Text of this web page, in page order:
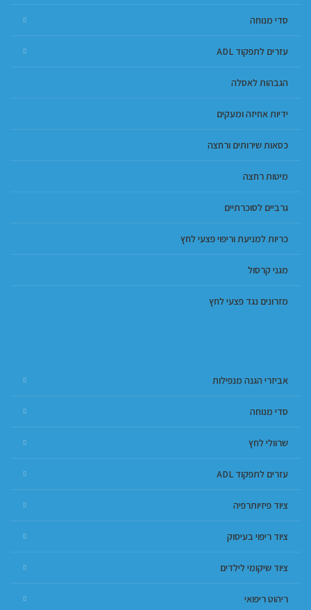
סדי מנוחה
עזרים לתפקוד ADL
הגבהות לאסלה
ידיות אחיזה ומעקים
כסאות שירותים ורחצה
מיטות רחצה
גרביים לסוכרתיים
כריות למניעת וריפוי פצעי לחץ
מגני קרסול
מזרונים נגד פצעי לחץ
אביזרי הגנה מנפילות
סדי מנוחה
שרוולי לחץ
עזרים לתפקוד ADL
ציוד פיזיותרפיה
ציוד ריפוי בעיסוק
ציוד שיקומי לילדים
ריהוט ריפואי